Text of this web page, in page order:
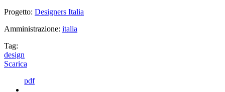
Progetto: Designers Italia
Amministrazione: italia
Tag:
design
Scarica
pdf